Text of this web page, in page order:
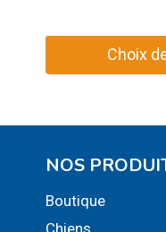
Choix
plusieurs
Les
NOS
Boutique
Chiens